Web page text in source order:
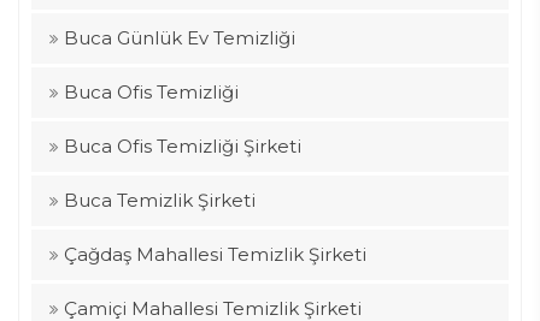
Buca Günlük Ev Temizliği
Buca Ofis Temizliği
Buca Ofis Temizliği Şirketi
Buca Temizlik Şirketi
Çağdaş Mahallesi Temizlik Şirketi
Çamiçi Mahallesi Temizlik Şirketi